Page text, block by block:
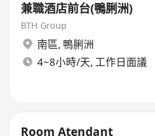
兼職酒店前台(鴨脷洲)
BTH Group
南區, 鴨脷洲
4~8小時/天, 工作日面議
Room Atendant